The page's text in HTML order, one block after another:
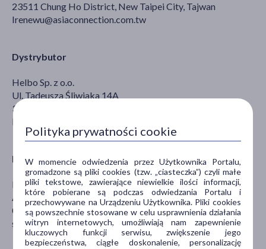
23511 Chung Ho District, New Taipei City, Tajwan
Irenewu@asiaconnection.com.tw
Dystrybutor
Helbo Sp. z o.o.
Ul. Tadeusza Śliwiaka 14A
30-797 Kraków
biuro@helbo.pl
Dystrybutor
DOZ S.A.
Al. Jerozolimskie 134
02-352 Warszawa
sekretariat@doz.pl
Polityka prywatności cookie
W momencie odwiedzenia przez Użytkownika Portalu,
gromadzone są pliki cookies (tzw. „ciasteczka”) czyli małe
pliki tekstowe, zawierające niewielkie ilości informacji,
które pobierane są podczas odwiedzania Portalu i
przechowywane na Urządzeniu Użytkownika. Pliki cookies
są powszechnie stosowane w celu usprawnienia działania
witryn internetowych, umożliwiają nam zapewnienie
kluczowych funkcji serwisu, zwiększenie jego
bezpieczeństwa, ciągłe doskonalenie, personalizację